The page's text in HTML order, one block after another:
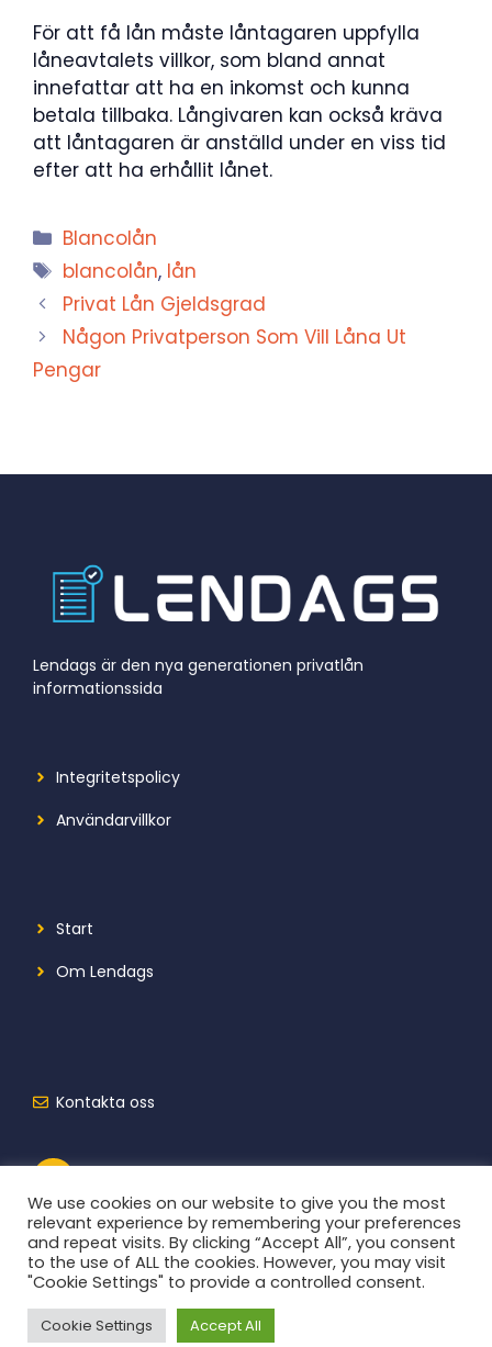
För att få lån måste låntagaren uppfylla
låneavtalets villkor, som bland annat
innefattar att ha en inkomst och kunna
betala tillbaka. Långivaren kan också kräva
att låntagaren är anställd under en viss tid
efter att ha erhållit lånet.
Kategorier
Blancolån
Etiketter
blancolån, lån
Privat Lån Gjeldsgrad
Någon Privatperson Som Vill Låna Ut
Pengar
Lendags är den nya generationen privatlån
informationssida
Integritetspolicy
Användarvillkor
Start
Om Lendags
Kontakta oss
2026 © Lendags
We use cookies on our website to give you the most
relevant experience by remembering your preferences
and repeat visits. By clicking “Accept All”, you consent
to the use of ALL the cookies. However, you may visit
"Cookie Settings" to provide a controlled consent.
Cookie Settings Accept All